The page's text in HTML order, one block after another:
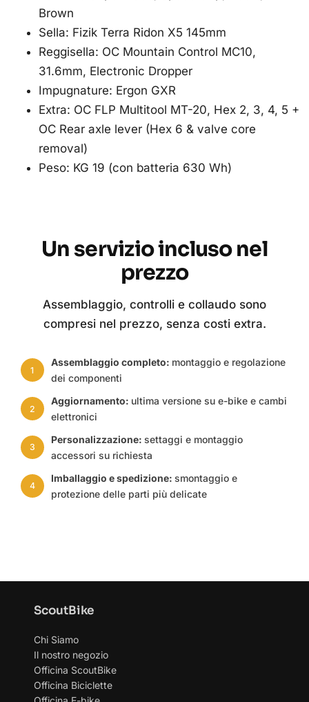
Brown
Sella: Fizik Terra Ridon X5 145mm
Reggisella: OC Mountain Control MC10,
31.6mm, Electronic Dropper
Impugnature: Ergon GXR
Extra: OC FLP Multitool MT-20, Hex 2, 3, 4, 5 +
OC Rear axle lever (Hex 6 & valve core
removal)
Peso: KG 19 (con batteria 630 Wh)
Un servizio incluso nel
prezzo
Assemblaggio, controlli e collaudo sono
compresi nel prezzo, senza costi extra.
1
Assemblaggio completo: montaggio e regolazione
dei componenti
2
Aggiornamento: ultima versione su e-bike e cambi
elettronici
3
Personalizzazione: settaggi e montaggio
accessori su richiesta
4
Imballaggio e spedizione: smontaggio e
protezione delle parti più delicate
ScoutBike
Chi Siamo
Il nostro negozio
Officina ScoutBike
Officina Biciclette